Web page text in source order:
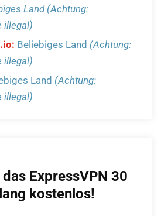
Land (Achtung:
illegal)
Beliebiges Land (Achtung:
illegal)
Land (Achtung:
illegal)
ExpressVPN 30
kostenlos!